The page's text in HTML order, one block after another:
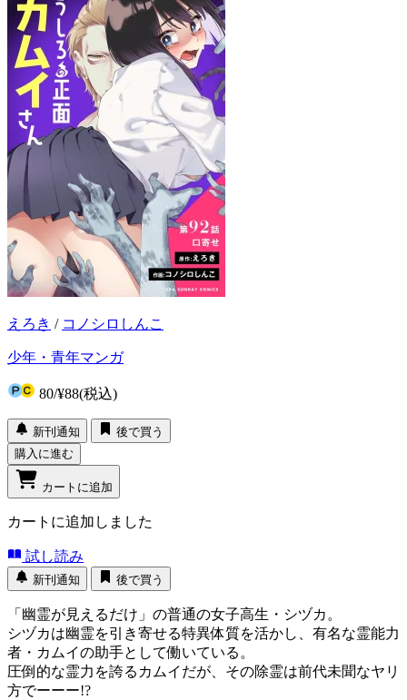
えろき / コノシロしんこ
少年・青年マンガ
80/¥88(税込)
新刊通知
後で買う
購入に進む
カートに追加
カートに追加しました
試し読み
新刊通知 後で買う
「幽霊が見えるだけ」の普通の女子高生・シヅカ。
シヅカは幽霊を引き寄せる特異体質を活かし、有名な霊能力
者・カムイの助手として働いている。
圧倒的な霊力を誇るカムイだが、その除霊は前代未聞なヤリ
方でーーー!?